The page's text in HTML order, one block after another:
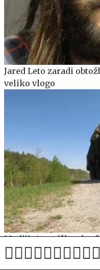
Jared Leto zaradi
veliko vlogo
Mediji: Ameriške
bi Rusija lahko že